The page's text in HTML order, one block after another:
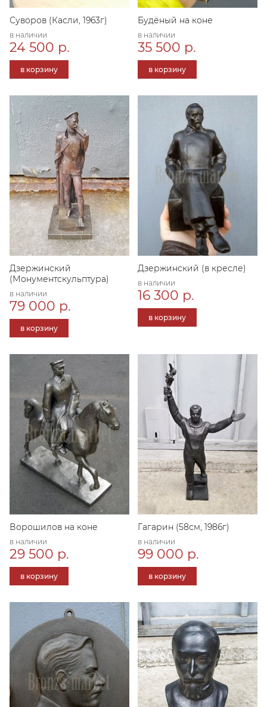
Суворов (Касли, 1963г)
в наличии
24 500 р.
в корзину
Будёный на коне
в наличии
35 500 р.
в корзину
Дзержинский
(Монументскульптура)
в наличии
79 000 р.
в корзину
Дзержинский (в кресле)
в наличии
16 300 р.
в корзину
Ворошилов на коне
в наличии
29 500 р.
в корзину
Гагарин (58см, 1986г)
в наличии
99 000 р.
в корзину